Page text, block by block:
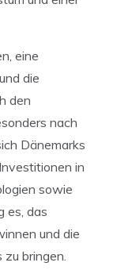
eine
die
den
nach
Dänemarks
in
sowie
es, das
und die
bringen.